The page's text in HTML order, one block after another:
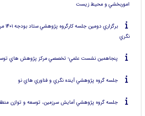
اموربخشي و محيط زيست
نگري
پنجاهمين نشست علمي- تخصصي مركز پژوهش هاي
جلسه گروه پژوهشي آينده نگري و فناوري هاي نو
جلسه گروه پژوهشي آمايش سرزمين، توسعه و توازن